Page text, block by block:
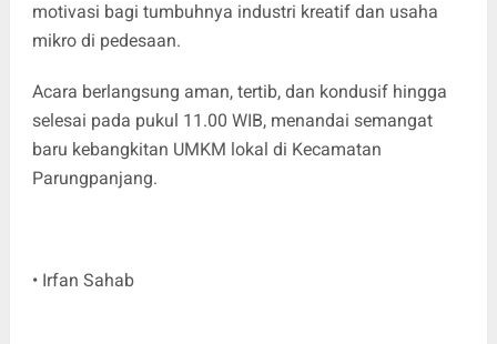
motivasi bagi tumbuhnya industri kreatif dan usaha
mikro di pedesaan.
Acara berlangsung aman, tertib, dan kondusif hingga
selesai pada pukul 11.00 WIB, menandai semangat
baru kebangkitan UMKM lokal di Kecamatan
Parungpanjang.
• Irfan Sahab